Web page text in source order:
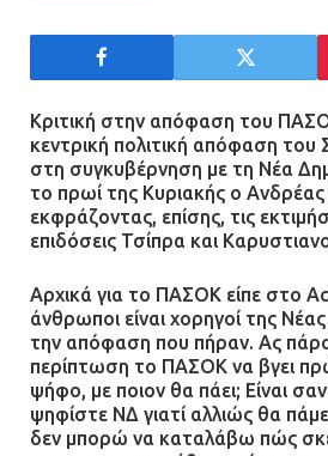
Κριτική στην απόφαση του
κεντρική πολιτική απόφαση του
στη συγκυβέρνηση με τη Νέα
το πρωί της Κυριακής ο
εκφράζοντας, επίσης, τις
επιδόσεις Τσίπρα και
Αρχικά για το ΠΑΣΟΚ είπε στο
άνθρωποι είναι χορηγοί της
την απόφαση που πήραν. Ας
περίπτωση το ΠΑΣΟΚ να βγει
ψήφο, με ποιον θα πάει; Είναι
ψηφίστε ΝΔ γιατί αλλιώς θα
δεν μπορώ να καταλάβω πώς